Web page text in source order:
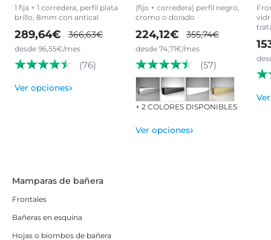
1 fija + 1 corredera, perfil plata
brillo, 8mm con antical
289,64€ 366,63€
desde 96,55€/mes
(76)
Ver opciones›
(fijo + corredera) perfil negro,
cromo o dorado
224,12€ 355,74€
desde 74,71€/mes
(57)
+ 2 COLORES DISPONIBLES
Ver opciones›
Mamparas de bañera
Frontales
Bañeras en esquina
Hojas o biombos de bañera